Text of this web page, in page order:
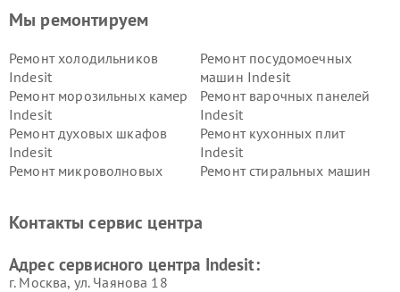
Мы ремонтируем
Ремонт холодильников
Indesit
Ремонт посудомоечных
машин Indesit
Ремонт морозильных камер
Indesit
Ремонт варочных панелей
Indesit
Ремонт духовых шкафов
Indesit
Ремонт кухонных плит
Indesit
Ремонт микроволновых
Ремонт стиральных машин
Indesit
Indesit
Контакты сервис центра
Адрес сервисного центра Indesit:
г. Москва, ул. Чаянова 18